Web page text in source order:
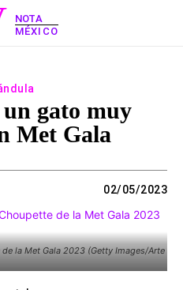
NOTA
MÉXICO
gato muy
Met Gala
02/05/2023
la Met Gala 2023 (Getty Images/Arte